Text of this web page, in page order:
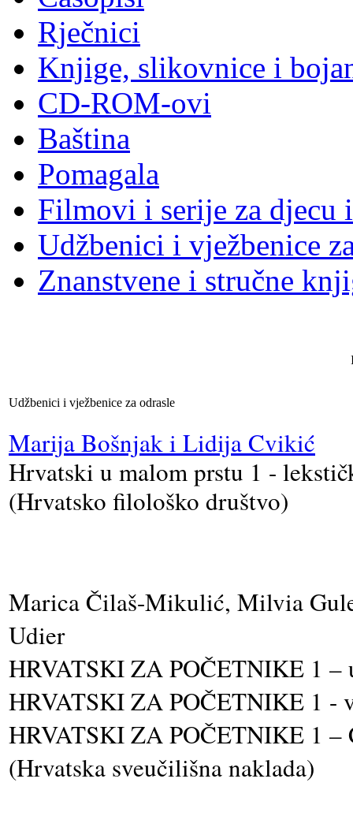
Rječnici
Knjige, slikovnice i
CD-ROM-ovi
Baština
Pomagala
Filmovi i serije za djecu
Udžbenici i vježbenice
Znanstvene i stručne
Udžbenici i vježbenice za odrasle
Marija Bošnjak i Lidija Cvikić
Hrvatski u malom prstu 1 -
(Hrvatsko filološko društvo)
Marica Čilaš-Mikulić, Milvia
Udier
HRVATSKI ZA POČETNIKE 1
HRVATSKI ZA POČETNIKE 1 -
HRVATSKI ZA POČETNIKE 1 –
(Hrvatska sveučilišna naklada)